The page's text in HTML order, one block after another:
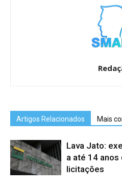
Artigos Relacionados Mais
Lava Jato:
a até 14
licitações